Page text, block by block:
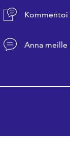
Kommentoi
Anna